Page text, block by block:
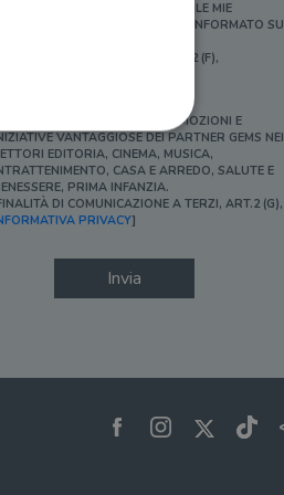
PERSONALIZZATE E IN LINEA CON LE MIE
ABITUDINI DI ACQUISTO, ESSERE INFORMATO SU
[FINALITÀ DI PROFILAZIONE, ART.2 (F),
SÌ, DESIDERO ACCEDERE A PROMOZIONI E
VANTAGGIOSE DEI PARTNER GEMS NEI
EDITORIA, CINEMA, MUSICA,
CASA E ARREDO, SALUTE E
PRIMA INFANZIA.
DI COMUNICAZIONE A TERZI, ART.2 (G),
PRIVACY]
Invia
dell'account. Il sito
per il dominio corrente.